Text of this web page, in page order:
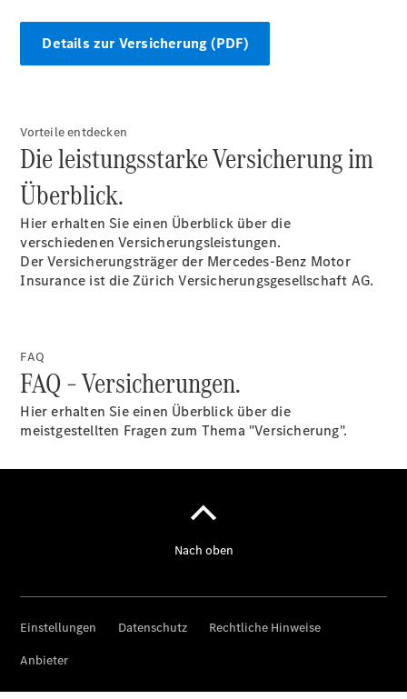
Benz
QualityService
Digitale
Servicetermin
buchen
Standort &
Ansprechpartner
Kontaktformular
Details zur Versicherung (PDF)
Vorteile entdecken
Die leistungsstarke Versicherung im
Überblick.
Hier erhalten Sie einen Überblick über die
verschiedenen Versicherungsleistungen.
Der Versicherungsträger der Mercedes-Benz Motor
Insurance ist die Zürich Versicherungsgesellschaft AG.
FAQ
FAQ – Versicherungen.
Hier erhalten Sie einen Überblick über die
meistgestellten Fragen zum Thema "Versicherung".